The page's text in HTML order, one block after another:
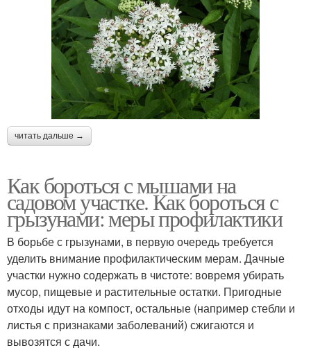
читать дальше →
Как бороться с мышами на
садовом участке. Как бороться с
грызунами: меры профилактики
В борьбе с грызунами, в первую очередь требуется
уделить внимание профилактическим мерам. Дачные
участки нужно содержать в чистоте: вовремя убирать
мусор, пищевые и растительные остатки. Пригодные
отходы идут на компост, остальные (например стебли и
листья с признаками заболеваний) сжигаются и
вывозятся с дачи.